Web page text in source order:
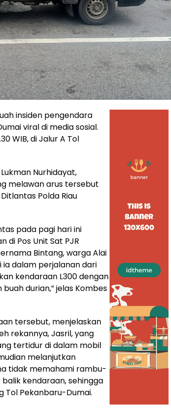
insiden pengendara
viral di media sosial.
WIB, di Jalur A Tol
Nurhidayat,
melawan arus tersebut
Polda Riau
pada pagi hari ini
di Pos Unit Sat PJR
Bintang, warga Alai
ia dalam perjalanan dari
kendaraan L300 dengan
durian,” jelas Kombes
tersebut, menjelaskan
rekannya, Jasril, yang
tertidur di dalam mobil
melanjutkan
tidak memahami rambu-
kendaraan, sehingga
Tol Pekanbaru-Dumai.